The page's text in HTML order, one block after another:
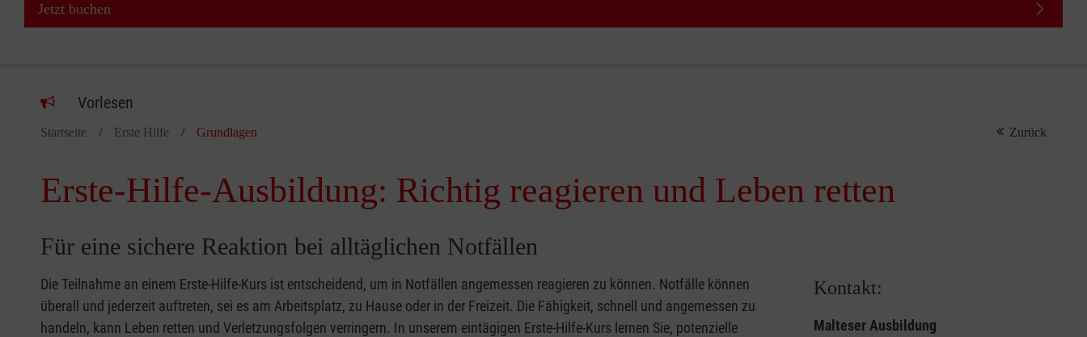
Jetzt buchen
Vorlesen
Startseite Erste Hilfe Grundlagen Zurück
Erste-Hilfe-Ausbildung: Richtig reagieren und Leben retten
Für eine sichere Reaktion bei alltäglichen Notfällen
Die Teilnahme an einem Erste-Hilfe-Kurs ist entscheidend, um in Notfällen angemessen reagieren zu können. Notfälle können
überall und jederzeit auftreten, sei es am Arbeitsplatz, zu Hause oder in der Freizeit. Die Fähigkeit, schnell und angemessen zu
handeln, kann Leben retten und Verletzungsfolgen verringern. In unserem eintägigen Erste-Hilfe-Kurs lernen Sie, potenzielle
Kontakt:
Malteser Ausbildung